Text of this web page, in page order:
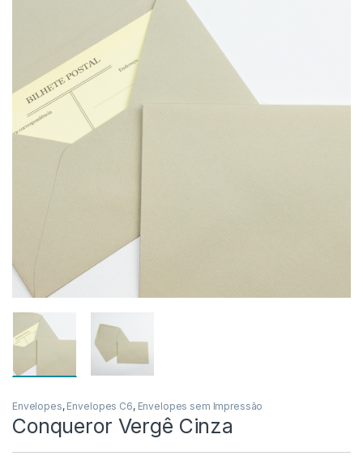
Envelopes, Envelopes C6, Envelopes sem Impressão
Conqueror Vergê Cinza